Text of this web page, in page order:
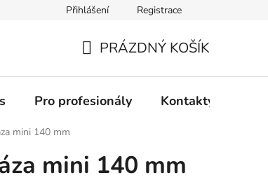
Přihlášení Registrace
KOŠÍK
PRÁZDNÝ KOŠÍK
Pro profesionály Kontakty
mini 140 mm
mini 140 mm